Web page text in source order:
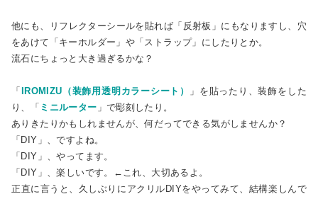
他にも、リフレクターシールを貼れば「反射板」にもなりますし、穴
をあけて「キーホルダー」や「ストラップ」にしたりとか。
流石にちょっと大き過ぎるかな？
「 IROMIZU（装飾用透明カラーシート）
」を貼ったり、装飾をした
り、「 ミニルーター 」で彫刻したり。
ありきたりかもしれませんが、何だってできる気がしませんか？
「DIY」、ですよね。
「DIY」、やってます。
「DIY」、楽しいです。←これ、大切あるよ。
正直に言うと、久しぶりにアクリルDIYをやってみて、結構楽しんで